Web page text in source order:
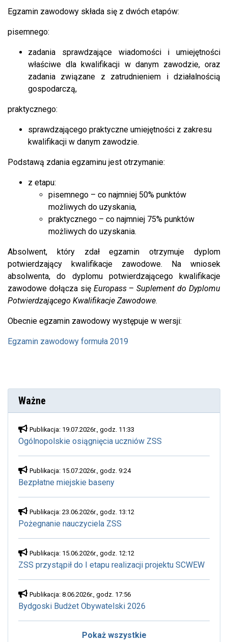
Egzamin zawodowy składa się z dwóch etapów:
pisemnego:
zadania sprawdzające wiadomości i umiejętności
właściwe dla kwalifikacji w danym zawodzie, oraz
zadania związane z zatrudnieniem i działalnością
gospodarczą,
praktycznego:
sprawdzającego praktyczne umiejętności z zakresu
kwalifikacji w danym zawodzie.
Podstawą zdania egzaminu jest otrzymanie:
z etapu:
pisemnego – co najmniej 50% punktów
możliwych do uzyskania,
praktycznego – co najmniej 75% punktów
możliwych do uzyskania.
Absolwent, który zdał egzamin otrzymuje dyplom
potwierdzający kwalifikacje zawodowe. Na wniosek
absolwenta, do dyplomu potwierdzającego kwalifikacje
zawodowe dołącza się Europass–Suplement do Dyplomu
Potwierdzającego Kwalifikacje Zawodowe.
Obecnie egzamin zawodowy występuje w wersji:
Egzamin zawodowy formuła 2019
Ważne
Publikacja: 19.07.2026r., godz. 11:33
Ogólnopolskie osiągnięcia uczniów ZSS
Publikacja: 15.07.2026r., godz. 9:24
Bezpłatne miejskie baseny
Publikacja: 23.06.2026r., godz. 13:12
Pożegnanie nauczyciela ZSS
Publikacja: 15.06.2026r., godz. 12:12
ZSS przystąpił do I etapu realizacji projektu SCWEW
Publikacja: 8.06.2026r., godz. 17:56
Bydgoski Budżet Obywatelski 2026
Pokaż wszystkie